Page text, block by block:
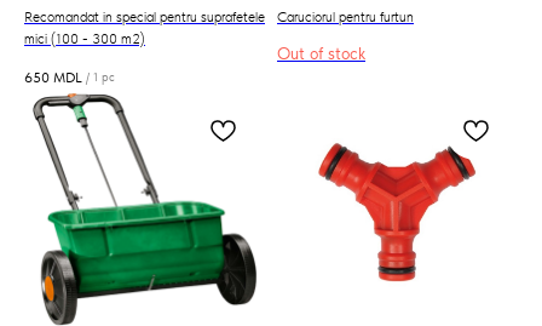
Recomandat in special pentru suprafetele
mici (100 - 300 m2)
650 MDL / 1 pc
Caruciorul pentru furtun
Out of stock